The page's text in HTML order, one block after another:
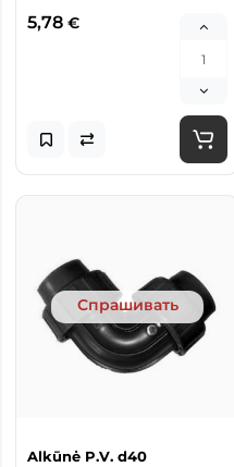
5,78 €
Спрашивать
Alkūnė P.V. d40